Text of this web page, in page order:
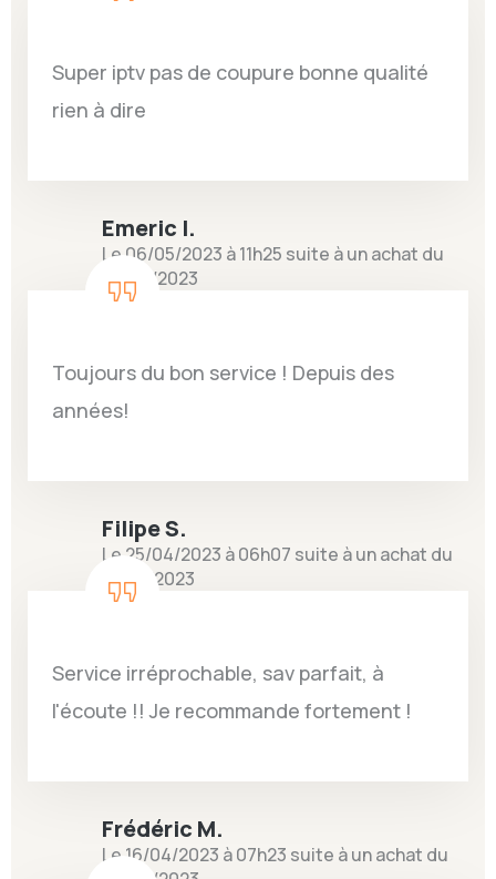
Super iptv pas de coupure bonne qualité
rien à dire
Emeric I.
Le 06/05/2023 à 11h25 suite à un achat du
25/04/2023
Toujours du bon service ! Depuis des
années!
Filipe S.
Le 25/04/2023 à 06h07 suite à un achat du
13/04/2023
Service irréprochable, sav parfait, à
l'écoute !! Je recommande fortement !
Frédéric M.
Le 16/04/2023 à 07h23 suite à un achat du